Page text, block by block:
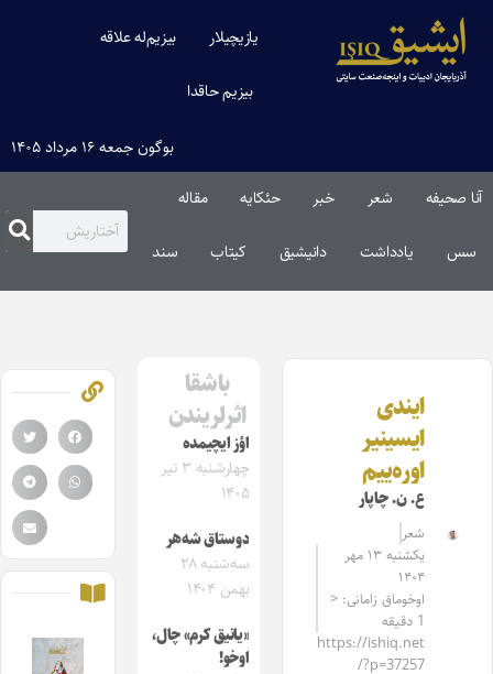
یازیچیلار بیزیم‌له علاقه
بیزیم حاقدا
بوگون جمعه ۱۶ مرداد ۱۴۰۵
آنا صحیفه شعر خبر حئکایه مقاله‌
سس یادداشت دانیشیق کیتاب سند
ایندی
ایسینیر
اوره‌ییم
ع. ن. چاپار
شعر
یکشنبه ۱۳ مهر
۱۴۰۴
اوخوماق زامانی: <
1 دقیقه
https://ishiq.net
/?p=37257
باشقا
اثرلریندن
اؤز ایچیمده
چهارشنبه ۳ تیر
۱۴۰۵
دوستاق شه‌هر
سه‌شنبه ۲۸
بهمن ۱۴۰۴
«یانیق کرم» چال،
اوخو!